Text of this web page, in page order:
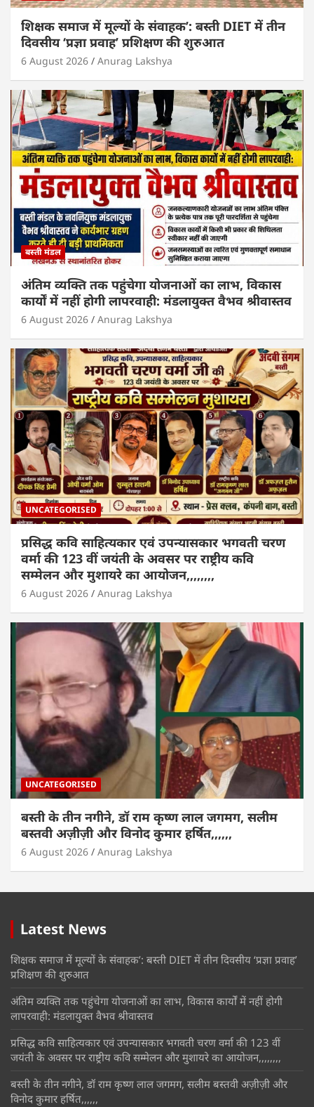
शिक्षक समाज में मूल्यों के संवाहक’: बस्ती DIET में तीन
दिवसीय ‘प्रज्ञा प्रवाह’ प्रशिक्षण की शुरुआत
6 August 2026 Anurag Lakshya
बस्ती मंडल
अंतिम व्यक्ति तक पहुंचेगा योजनाओं का लाभ, विकास
कार्यों में नहीं होगी लापरवाही: मंडलायुक्त वैभव श्रीवास्तव
6 August 2026 Anurag Lakshya
UNCATEGORISED
प्रसिद्ध कवि साहित्यकार एवं उपन्यासकार भगवती चरण
वर्मा की 123 वीं जयंती के अवसर पर राष्ट्रीय कवि
सम्मेलन और मुशायरे का आयोजन,,,,,,,,
6 August 2026 Anurag Lakshya
UNCATEGORISED
बस्ती के तीन नगीने, डॉ राम कृष्ण लाल जगमग, सलीम
बस्तवी अज़ीज़ी और विनोद कुमार हर्षित,,,,,,
6 August 2026 Anurag Lakshya
Latest News
शिक्षक समाज में मूल्यों के संवाहक’: बस्ती DIET में तीन दिवसीय ‘प्रज्ञा प्रवाह’
प्रशिक्षण की शुरुआत
अंतिम व्यक्ति तक पहुंचेगा योजनाओं का लाभ, विकास कार्यों में नहीं होगी
लापरवाही: मंडलायुक्त वैभव श्रीवास्तव
प्रसिद्ध कवि साहित्यकार एवं उपन्यासकार भगवती चरण वर्मा की 123 वीं
जयंती के अवसर पर राष्ट्रीय कवि सम्मेलन और मुशायरे का आयोजन,,,,,,,,
बस्ती के तीन नगीने, डॉ राम कृष्ण लाल जगमग, सलीम बस्तवी अज़ीज़ी और
विनोद कुमार हर्षित,,,,,,